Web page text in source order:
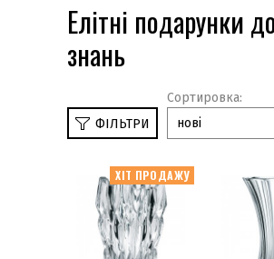
Елітні подарунки
знань
Сортировка:
нові
ФІЛЬТРИ
До Великодня
До 8 березня
До дня всіх закоханих
ХІТ ПРОДАЖУ